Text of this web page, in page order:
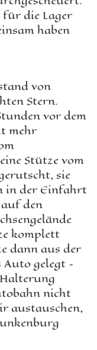
für die Lager
haben
von
Stern.
vor dem
mehr
Stütze vom
sie
in der Einfahrt
den
komplett
dann aus der
gelegt –
nicht
austauschen,